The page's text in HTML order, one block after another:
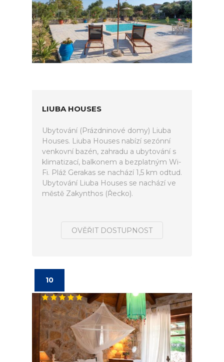
LIUBA HOUSES
Ubytování (Prázdninové domy) Liuba
Houses. Liuba Houses nabízí sezónní
venkovní bazén, zahradu a ubytování s
klimatizací, balkonem a bezplatným Wi-
Fi. Pláž Gerakas se nachází 1,5 km odtud.
Ubytování Liuba Houses se nachází ve
městě Zakynthos (Řecko).
OVĚŘIT DOSTUPNOST
10